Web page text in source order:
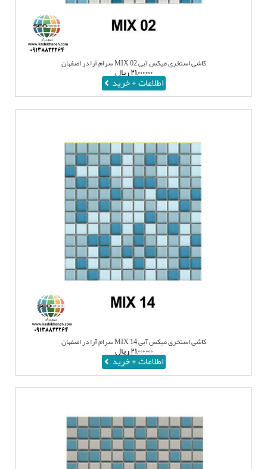
کاشی استخری میکس آبی MIX 02 سرام آرا در اصفهان
۲۱,۰۰۰,۰۰۰ریال
اطلاعات + خرید
کاشی استخری میکس آبی MIX 14 سرام آرا در اصفهان
۲۱,۰۰۰,۰۰۰ریال
اطلاعات + خرید